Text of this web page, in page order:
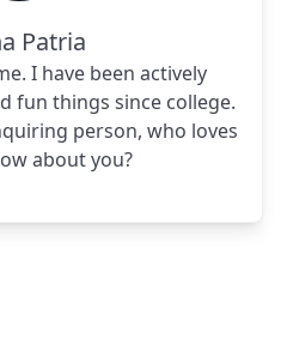
Patria
I have been actively
fun things since college.
person, who loves
about you?